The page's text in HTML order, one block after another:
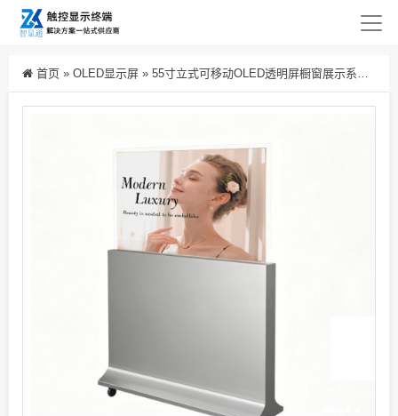
首页 » OLED显示屏 » 55寸立式可移动OLED透明屏橱窗展示系统 智能广告透明显示